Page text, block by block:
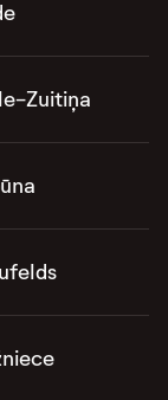
Zuitiņa